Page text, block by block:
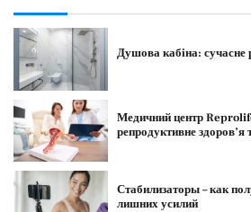
Душова кабіна:
Медичний центр
репродуктивне здоров’я
Стабилизаторы – как
лишних усилий